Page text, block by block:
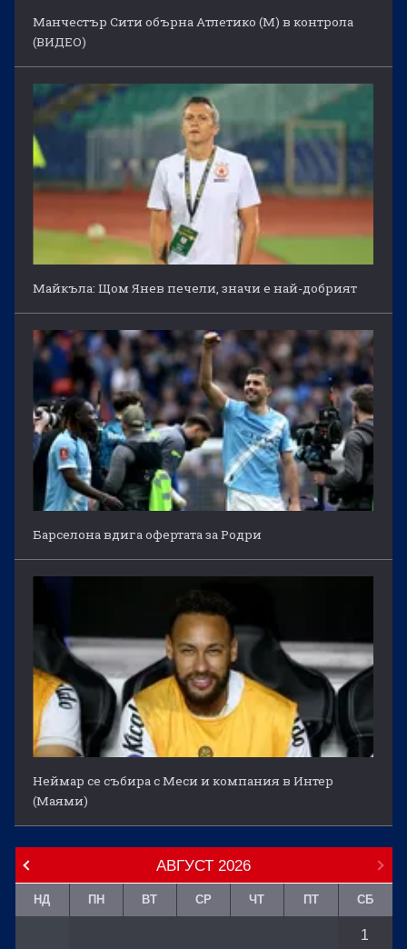
Манчестър Сити обърна Атлетико (М) в контрола
(ВИДЕО)
Майкъла: Щом Янев печели, значи е най-добрият
Барселона вдига офертата за Родри
Неймар се събира с Меси и компания в Интер
(Маями)
АВГУСТ 2026
НД ПН ВТ СР ЧТ ПТ СБ
1